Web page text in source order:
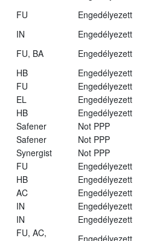
FU
Engedélyezett
IN
Engedélyezett
FU, BA
Engedélyezett
HB
Engedélyezett
FU
Engedélyezett
EL
Engedélyezett
HB
Engedélyezett
Safener
Not PPP
Safener
Not PPP
Synergist
Not PPP
FU
Engedélyezett
HB
Engedélyezett
AC
Engedélyezett
IN
Engedélyezett
IN
Engedélyezett
FU, AC,